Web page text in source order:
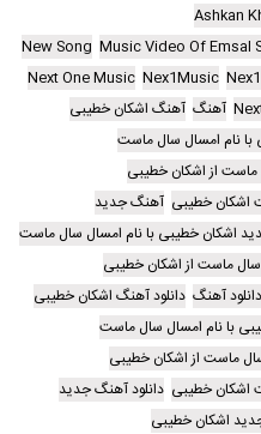
Ashkan
Music Video Of Emsal
New Song
Nex1
Nex1Music
Next One Music
آهنگ آهنگ اشکان خطیبی
نام امسال سال ماست
از اشکان خطیبی
اشکان خطیبی آهنگ جدید
اشکان خطیبی با نام امسال سال ماست
ماست از اشکان خطیبی
دانلود آهنگ دانلود آهنگ اشکان خطیبی
با نام امسال سال ماست
ماست از اشکان خطیبی
اشکان خطیبی دانلود آهنگ جدید
اشکان خطیبی